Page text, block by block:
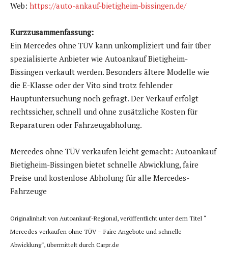
Web: https://auto-ankauf-bietigheim-bissingen.de/
Kurzzusammenfassung:
Ein Mercedes ohne TÜV kann unkompliziert und fair über
spezialisierte Anbieter wie Autoankauf Bietigheim-
Bissingen verkauft werden. Besonders ältere Modelle wie
die E-Klasse oder der Vito sind trotz fehlender
Hauptuntersuchung noch gefragt. Der Verkauf erfolgt
rechtssicher, schnell und ohne zusätzliche Kosten für
Reparaturen oder Fahrzeugabholung.
Mercedes ohne TÜV verkaufen leicht gemacht: Autoankauf
Bietigheim-Bissingen bietet schnelle Abwicklung, faire
Preise und kostenlose Abholung für alle Mercedes-
Fahrzeuge
Originalinhalt von Autoankauf-Regional, veröffentlicht unter dem Titel “
Mercedes verkaufen ohne TÜV – Faire Angebote und schnelle
Abwicklung“, übermittelt durch Carpr.de